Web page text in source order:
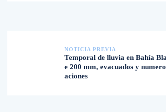
NOTICIA PREVIA
Temporal de lluvia en Bahía
e 200 mm, evacuados y
aciones